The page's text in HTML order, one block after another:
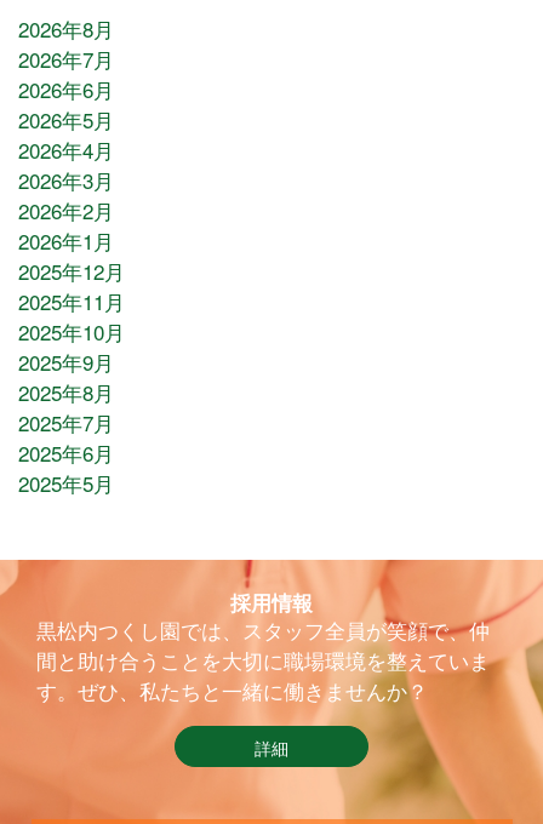
2026年8月
2026年7月
2026年6月
2026年5月
2026年4月
2026年3月
2026年2月
2026年1月
2025年12月
2025年11月
2025年10月
2025年9月
2025年8月
2025年7月
2025年6月
2025年5月
採用情報
黒松内つくし園では、スタッフ全員が笑顔で、仲
間と助け合うことを大切に職場環境を整えていま
す。ぜひ、私たちと一緒に働きませんか？
詳細